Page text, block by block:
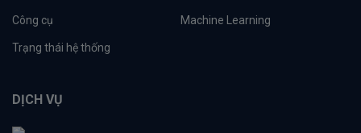
Công cụ Machine Learning
Trạng thái hệ thống
DỊCH VỤ